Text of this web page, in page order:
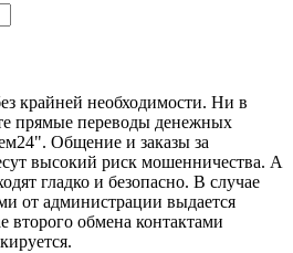
крайней необходимости. Ни в
прямые переводы денежных
Общение и заказы за
высокий риск мошенничества. А
гладко и безопасно. В случае
от администрации выдается
второго обмена контактами